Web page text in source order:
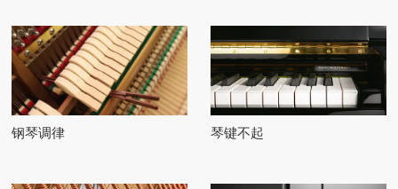
钢琴调律 琴键不起